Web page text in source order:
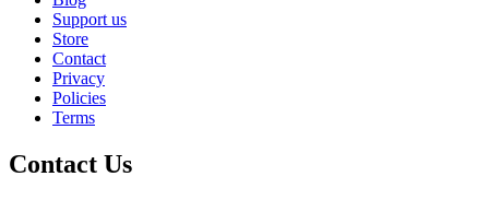
Support us
Store
Contact
Privacy
Policies
Terms
Contact Us